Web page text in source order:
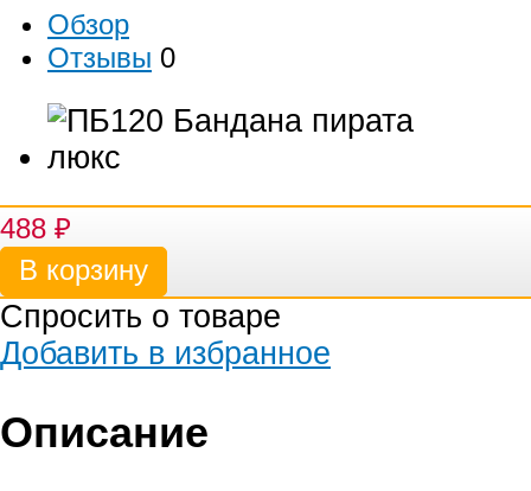
Обзор
Отзывы 0
488 ₽
Спросить о товаре
Добавить в избранное
Описание